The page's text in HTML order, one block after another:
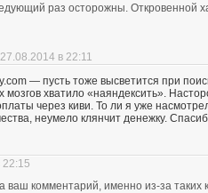
раз осторожны. Откровенной
27.08.2014 в 22:11
— пусть тоже высветится при
мозгов хватило «наяндексить».
через киви. То ли я уже
неумело клянчит денежку.
22:15
ваш комментарий, именно из-за